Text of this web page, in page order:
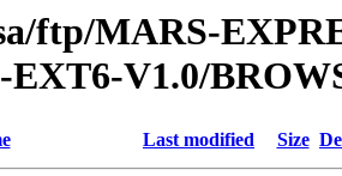
ftp/MARS-
V1.0/
Last modified Size